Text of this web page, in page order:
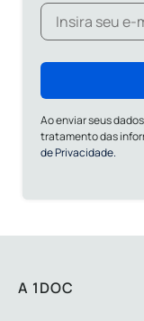
Ao enviar seus
tratamento das
de Privacidade.
A 1DOC